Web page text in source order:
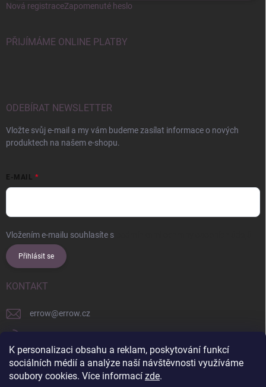
K personalizaci obsahu a reklam, poskytování funkcí
sociálních médií a analýze naší návštěvnosti využíváme
soubory cookies. Více informací zde.
Nová registraceZapomenuté heslo
PŘIJÍMÁME ONLINE PLATBY
ODEBÍRAT NEWSLETTER
Vložte svůj e-mail a my vám budeme zasílat informace o nových
produktech na našem e-shopu.
E-MAIL
Vložením e-mailu souhlasíte s
Přihlásit se
KONTAKT
errow@errow.cz
explore/locations/957228892/